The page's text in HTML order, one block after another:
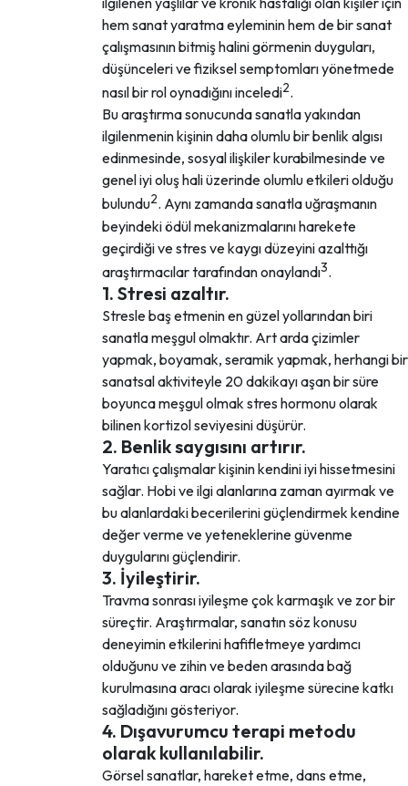
hem sanat yaratma eyleminin hem de bir sanat
çalışmasının bitmiş halini görmenin duyguları,
düşünceleri ve fiziksel semptomları yönetmede
nasıl bir rol oynadığını inceledi2.
Bu araştırma sonucunda sanatla yakından
ilgilenmenin kişinin daha olumlu bir benlik algısı
edinmesinde, sosyal ilişkiler kurabilmesinde ve
genel iyi oluş hali üzerinde olumlu etkileri olduğu
bulundu2. Aynı zamanda sanatla uğraşmanın
beyindeki ödül mekanizmalarını harekete
geçirdiği ve stres ve kaygı düzeyini azalttığı
araştırmacılar tarafından onaylandı3.
1. Stresi azaltır.
Stresle baş etmenin en güzel yollarından biri
sanatla meşgul olmaktır. Art arda çizimler
yapmak, boyamak, seramik yapmak, herhangi bir
sanatsal aktiviteyle 20 dakikayı aşan bir süre
boyunca meşgul olmak stres hormonu olarak
bilinen kortizol seviyesini düşürür.
2. Benlik saygısını artırır.
Yaratıcı çalışmalar kişinin kendini iyi hissetmesini
sağlar. Hobi ve ilgi alanlarına zaman ayırmak ve
bu alanlardaki becerilerini güçlendirmek kendine
değer verme ve yeteneklerine güvenme
duygularını güçlendirir.
3. İyileştirir.
Travma sonrası iyileşme çok karmaşık ve zor bir
süreçtir. Araştırmalar, sanatın söz konusu
deneyimin etkilerini hafifletmeye yardımcı
olduğunu ve zihin ve beden arasında bağ
kurulmasına aracı olarak iyileşme sürecine katkı
sağladığını gösteriyor.
4. Dışavurumcu terapi metodu
olarak kullanılabilir.
Görsel sanatlar, hareket etme, dans etme,